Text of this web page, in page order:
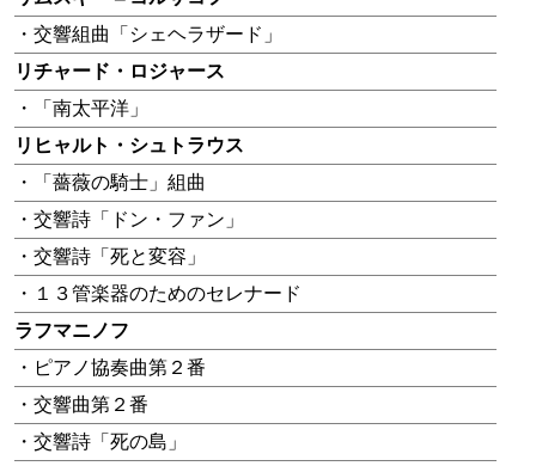
・交響組曲「シェヘラザード」
リチャード・ロジャース
・「南太平洋」
リヒャルト・シュトラウス
・「薔薇の騎士」組曲
・交響詩「ドン・ファン」
・交響詩「死と変容」
・１３管楽器のためのセレナード
ラフマニノフ
・ピアノ協奏曲第２番
・交響曲第２番
・交響詩「死の島」